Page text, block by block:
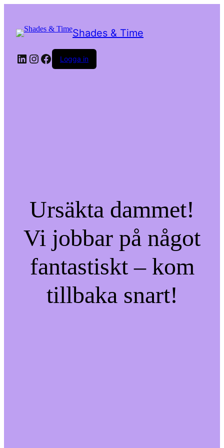
Shades & Time
LinkedIn
Instagram
Facebook
Logga in
Ursäkta dammet!
Vi jobbar på något
fantastiskt – kom
tillbaka snart!